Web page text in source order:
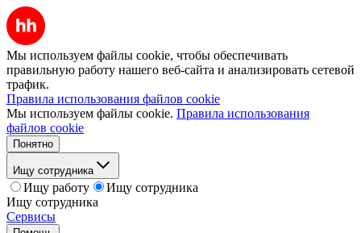
Мы используем файлы cookie, чтобы обеспечивать
правильную работу нашего веб-сайта и анализировать сетевой
трафик.
Правила использования файлов cookie
Мы используем файлы cookie. Правила использования
файлов cookie
Понятно
Ищу сотрудника
Ищу работу
Ищу сотрудника
Ищу сотрудника
Сервисы